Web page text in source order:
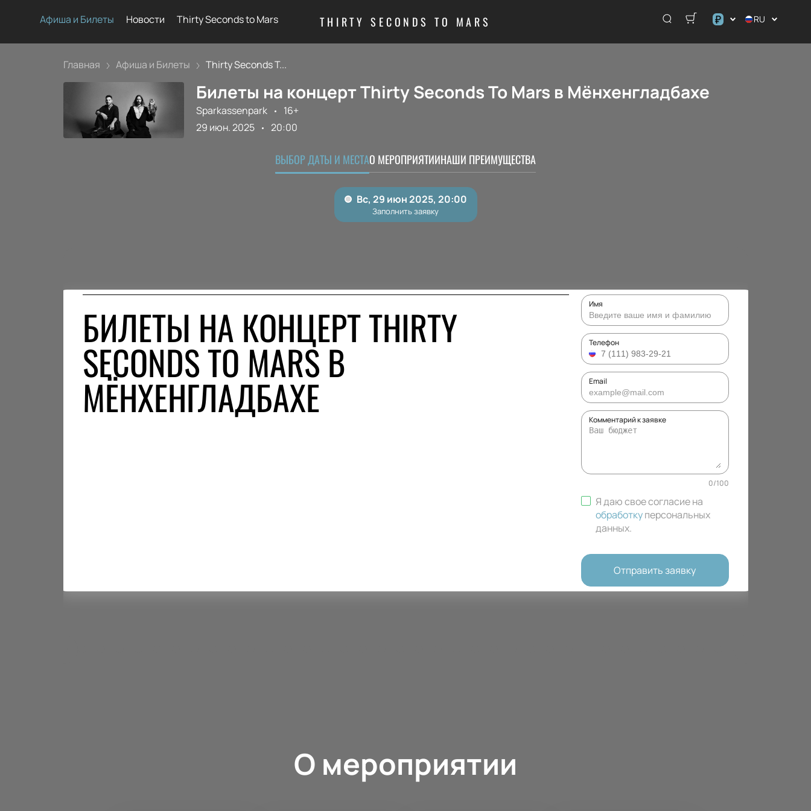
THIRTY SECONDS TO MARS
Афиша и Билеты Новости Thirty Seconds to Mars ₽
$
RU
Главная Афиша и Билеты Thirty Seconds T...
Билеты на концерт Thirty Seconds To Mars в Мёнхенгладбахе
Sparkassenpark
16+
29 июн. 2025
20:00
ВЫБОР ДАТЫ И МЕСТАО МЕРОПРИЯТИИНАШИ ПРЕИМУЩЕСТВА
БИЛЕТЫ НА КОНЦЕРТ THIRTY
SECONDS TO MARS В
МЁНХЕНГЛАДБАХЕ
Имя
Телефон
Email
Комментарий к заявке
0/100
Я даю свое согласие на
обработкуперсональных
данных.
Отправить заявку
О мероприятии